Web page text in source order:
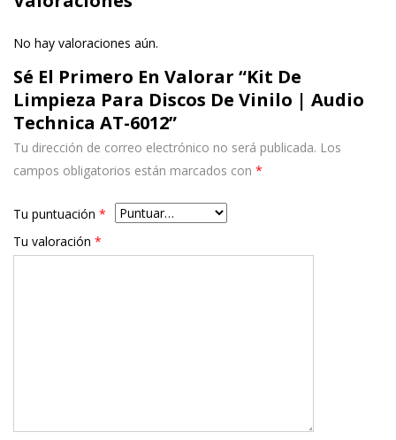
No hay valoraciones aún.
Sé El Primero En Valorar “Kit De
Limpieza Para Discos De Vinilo | Audio
Technica AT-6012”
Tu dirección de correo electrónico no será publicada. Los
campos obligatorios están marcados con *
Tu puntuación *
Tu valoración *